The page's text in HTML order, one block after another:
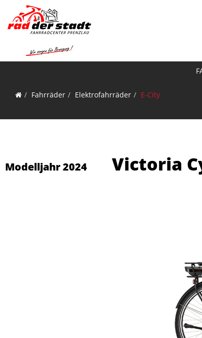
Fahrräder Elektrofahrräder E-City
Modelljahr 2024 Victoria